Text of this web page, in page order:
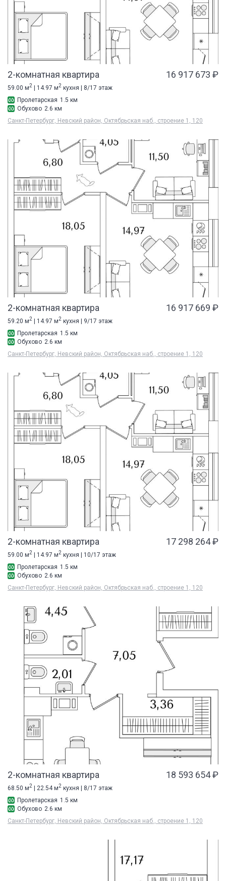
2-комнатная квартира 16 917 673 ₽
59.00 м2 | 14.97 м2 кухня | 8/17 этаж
Пролетарская 1.5 км
Обухово 2.6 км
Санкт-Петербург, Невский район, Октябрьская наб., строение 1, 120
2-комнатная квартира 16 917 669 ₽
59.20 м2 | 14.97 м2 кухня | 9/17 этаж
Пролетарская 1.5 км
Обухово 2.6 км
Санкт-Петербург, Невский район, Октябрьская наб., строение 1, 120
2-комнатная квартира 17 298 264 ₽
59.00 м2 | 14.97 м2 кухня | 10/17 этаж
Пролетарская 1.5 км
Обухово 2.6 км
Санкт-Петербург, Невский район, Октябрьская наб., строение 1, 120
2-комнатная квартира 18 593 654 ₽
68.50 м2 | 22.54 м2 кухня | 8/17 этаж
Пролетарская 1.5 км
Обухово 2.6 км
Санкт-Петербург, Невский район, Октябрьская наб., строение 1, 120